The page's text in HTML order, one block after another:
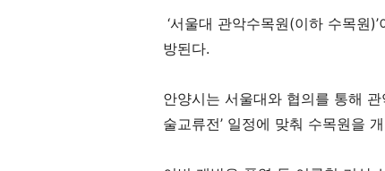
‘서울대 관악수목원(이하 수목원)’
방된다.
안양시는 서울대와 협의를 통해
술교류전’ 일정에 맞춰 수목원을